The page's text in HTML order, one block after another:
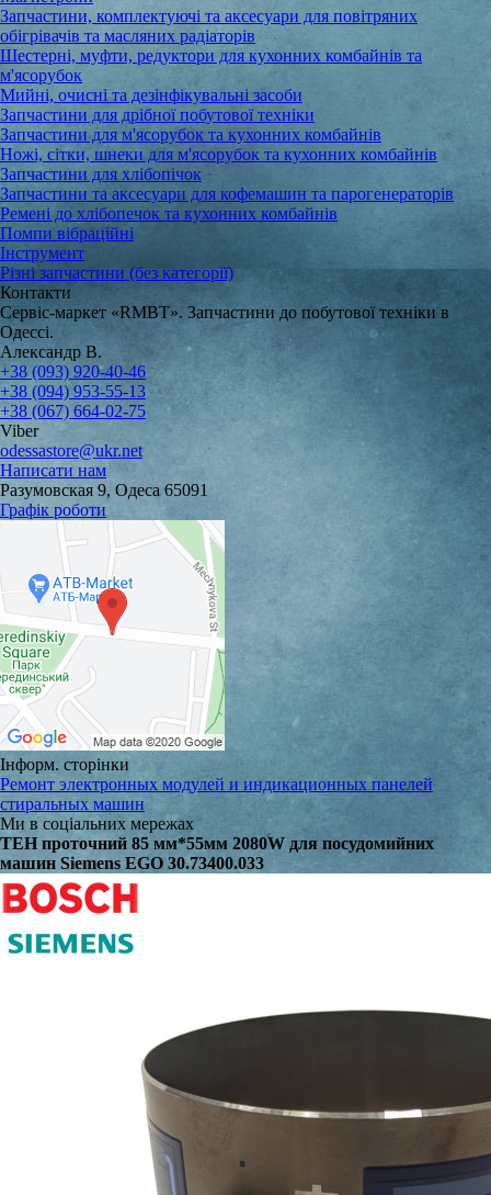
Запчастини, комплектуючі та аксесуари для повітряних
обігрівачів та масляних радіаторів
Шестерні, муфти, редуктори для кухонних комбайнів та
м'ясорубок
Мийні, очисні та дезінфікувальні засоби
Запчастини для дрібної побутової техніки
Запчастини для м'ясорубок та кухонних комбайнів
Ножі, сітки, шнеки для м'ясорубок та кухонних комбайнів
Запчастини для хлібопічок
Запчастини та аксесуари для кофемашин та парогенераторів
Ремені до хлібопечок та кухонних комбайнів
Помпи вібраційні
Інструмент
Різні запчастини (без категорії)
Контакти
Сервіс-маркет «RMBT». Запчастини до побутової техніки в
Одессі.
Александр В.
+38 (093) 920-40-46
+38 (094) 953-55-13
+38 (067) 664-02-75
Viber
odessastore@ukr.net
Написати нам
Разумовская 9, Одеса 65091
Графік роботи
Інформ. сторінки
Ремонт электронных модулей и индикационных панелей
стиральных машин
Ми в соціальних мережах
ТЕН проточний 85 мм*55мм 2080W для посудомийних
машин Siemens EGO 30.73400.033